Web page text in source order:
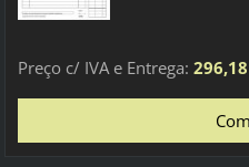
Preço c/ IVA e Entrega: